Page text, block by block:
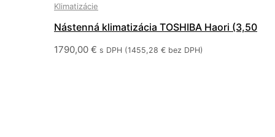
Klimatizácie
Nástenná klimatizácia TOSHIBA Haori (3,50
kW) RAS-B13N4KVRG-E + RAS-13J2AVSG-E1
1790,00 € s DPH (1455,28 € bez DPH)